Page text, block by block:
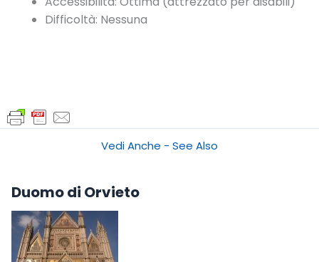
Difficoltà: Nessuna
Vedi Anche - See Also
Duomo di Orvieto